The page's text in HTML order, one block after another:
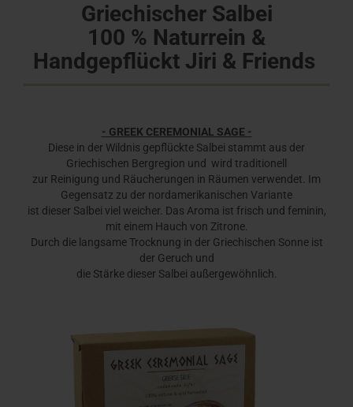
Griechischer Salbei
100 % Naturrein &
Handgepflückt Jiri & Friends
- GREEK CEREMONIAL SAGE -
Diese in der Wildnis gepflückte Salbei stammt aus der
Griechischen Bergregion und wird traditionell
zur Reinigung und Räucherungen in Räumen verwendet. Im
Gegensatz zu der nordamerikanischen Variante
ist dieser Salbei viel weicher. Das Aroma ist frisch und feminin,
mit einem Hauch von Zitrone.
Durch die langsame Trocknung in der Griechischen Sonne ist
der Geruch und
die Stärke dieser Salbei außergewöhnlich.